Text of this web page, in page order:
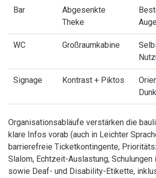
Bar
Abgesenkte
Theke
WC Großraumkabine
Signage Kontrast + Piktos
Organisationsabläufe verstärken die
klare Infos vorab (auch in Leichter
barrierefreie Ticketkontingente,
Slalom, Echtzeit-Auslastung, Schulungen
sowie Deaf- und Disability-Etikette,